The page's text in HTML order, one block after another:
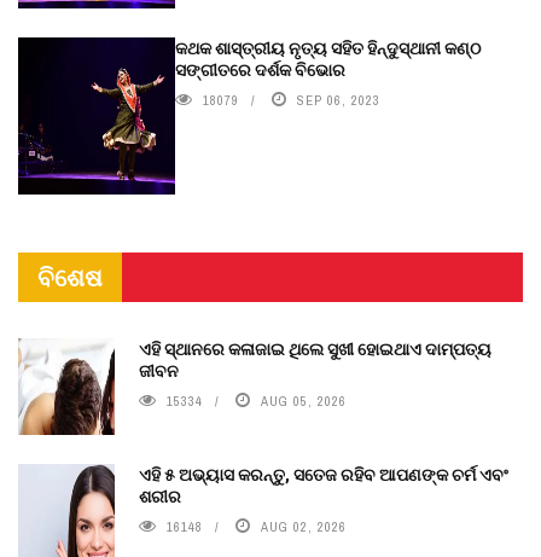
କଥକ ଶାସ୍ତ୍ରୀୟ ନୃତ୍ୟ ସହିତ ହିନ୍ଦୁସ୍ଥାନୀ କଣ୍ଠ
ସଙ୍ଗୀତରେ ଦର୍ଶକ ବିଭୋର
18079 SEP 06, 2023
ବିଶେଷ
ଏହି ସ୍ଥାନରେ କଳାଜାଇ ଥିଲେ ସୁଖୀ ହୋଇଥାଏ ଦାମ୍ପତ୍ୟ
ଜୀବନ
15334 AUG 05, 2026
ଏହି ୫ ଅଭ୍ୟାସ କରନ୍ତୁ, ସତେଜ ରହିବ ଆପଣଙ୍କ ଚର୍ମ ଏବଂ
ଶରୀର
16148 AUG 02, 2026